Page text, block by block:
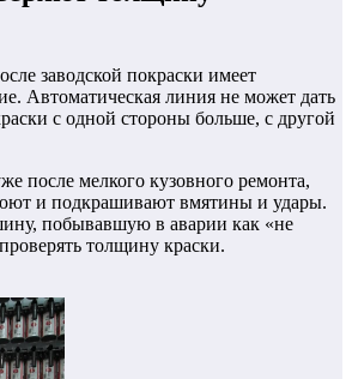
заводской покраски имеет
Автоматическая линия не может дать
с одной стороны больше, с другой
после мелкого кузовного ремонта,
и подкрашивают вмятины и удары.
побывавшую в аварии как «не
толщину краски.